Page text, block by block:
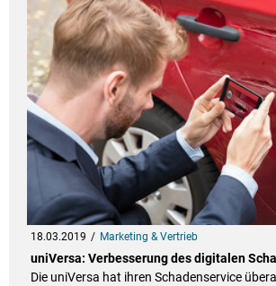
18.03.2019 Marketing & Vertrieb
uniVersa: Verbesserung des digitalen
Die uniVersa hat ihren Schadenservice